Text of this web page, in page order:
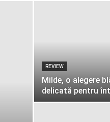
REVIEW
Milde, o alegere
delicată pentru